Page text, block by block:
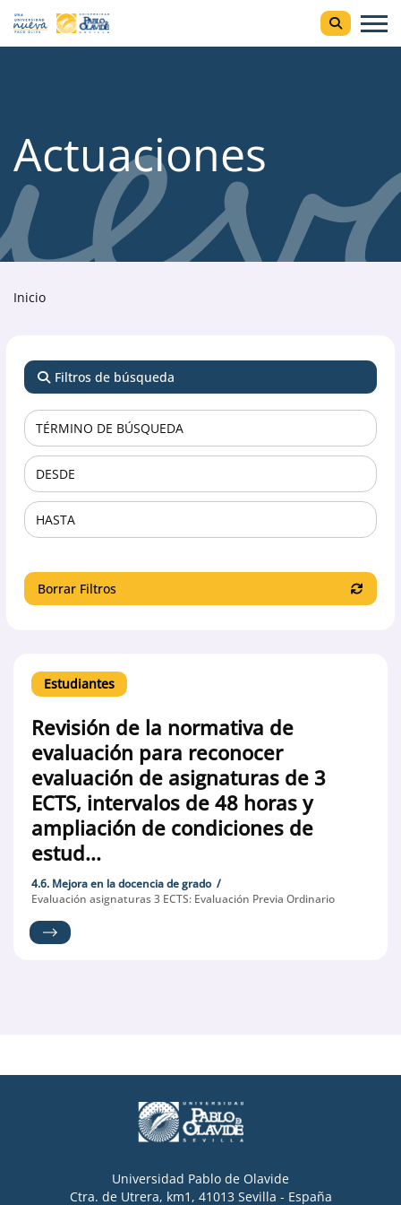
Actuaciones
Inicio
Filtros de búsqueda
Borrar Filtros
Estudiantes
Revisión de la normativa de
evaluación para reconocer
evaluación de asignaturas de 3
ECTS, intervalos de 48 horas y
ampliación de condiciones de
estud...
4.6. Mejora en la docencia de grado
Evaluación asignaturas 3 ECTS: Evaluación Previa Ordinario
Universidad Pablo de Olavide
Ctra. de Utrera, km1, 41013 Sevilla - España